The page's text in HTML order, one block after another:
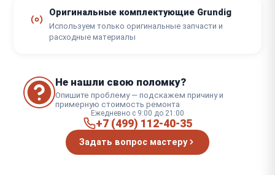
Оригинальные комплектующие Grundig
Используем только оригинальные запчасти и
расходные материалы
Не нашли свою поломку?
Опишите проблему — подскажем причину и
примерную стоимость ремонта
Ежедневно с 9:00 до 21:00
+7 (499) 112-40-35
Задать вопрос мастеру